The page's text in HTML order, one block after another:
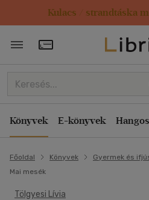
Kulacs / strandtáska
Törzsvásárlói Kártya
Könyvek E-könyvek
Főoldal Könyvek Gyermek és
Mai mesék
Tölgyesi Lívia